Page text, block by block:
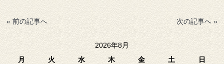
« 前の記事へ 次の記事へ »
2026年8月
月
火 水 木 金 土
日